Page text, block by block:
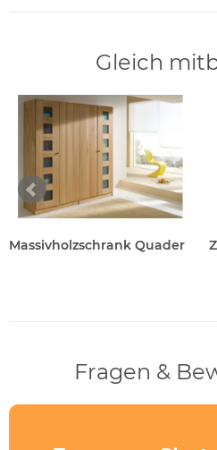
Gleich
Massivholzschrank Quader
Fragen &